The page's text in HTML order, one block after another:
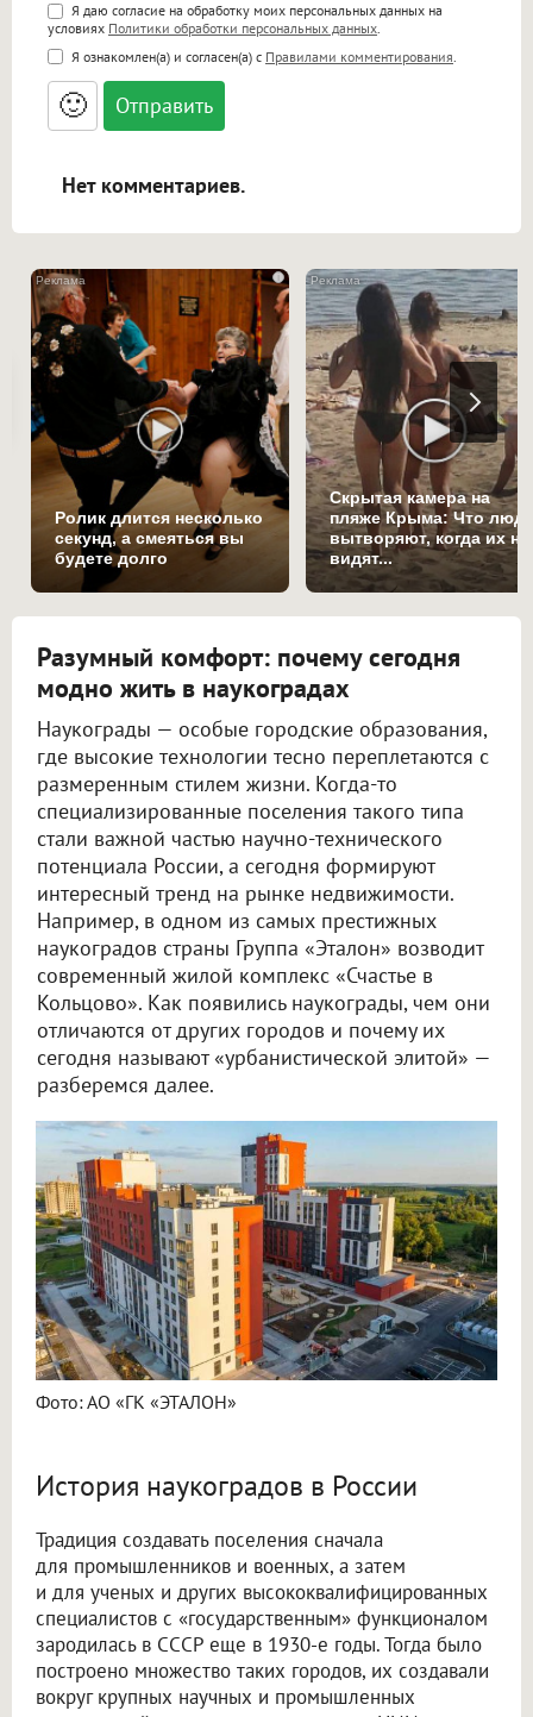
Поддержка HTML
<b>, <strong>, <u>, <i>, <em>, <s>, <big>,
<small>, <sup>, <sub>, <pre>, <ul>, <ol>, <li>,
<blockquote>, <code> экранирует HTML,
адреса URL автоматически становятся
ссылками, и [img]адрес[/img] будет
Я даю согласие на обработку моих персональных данных на
условиях Политики обработки персональных данных
Я ознакомлен(а) и согласен(а) с Правилами комментирования
🙂
Нет комментариев.
i
Ролик длится несколько
секунд, а смеяться вы
будете долго
Скрытая камера на
пляже Крыма: Что
вытворяют, когда их не
видят...
Разумный комфорт: почему сегодня
модно жить в наукоградах
Наукограды — особые городские образования,
где высокие технологии тесно переплетаются с
размеренным стилем жизни. Когда-то
специализированные поселения такого типа
стали важной частью научно-технического
потенциала России, а сегодня формируют
интересный тренд на рынке недвижимости.
Например, в одном из самых престижных
наукоградов страны Группа «Эталон» возводит
современный жилой комплекс «Счастье в
Кольцово». Как появились наукограды, чем они
отличаются от других городов и почему их
сегодня называют «урбанистической элитой» —
разберемся далее.
Фото: АО «ГК «ЭТАЛОН»
История наукоградов в России
Традиция создавать поселения сначала
для промышленников и военных, а затем
и для ученых и других высококвалифицированных
специалистов с «государственным» функционалом
зародилась в СССР еще в 1930-е годы. Тогда было
построено множество таких городов, их создавали
вокруг крупных научных и промышленных